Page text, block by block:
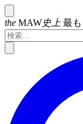
the MAW史上 最も